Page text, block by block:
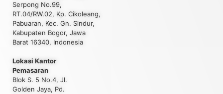
Serpong No.99,
RT.04/RW.02, Kp. Cikoleang,
Pabuaran, Kec. Gn. Sindur,
Kabupaten Bogor, Jawa
Barat 16340, Indonesia
Lokasi Kantor
Pemasaran
Blok S. 5 No.4, Jl.
Golden Jaya, Pd.